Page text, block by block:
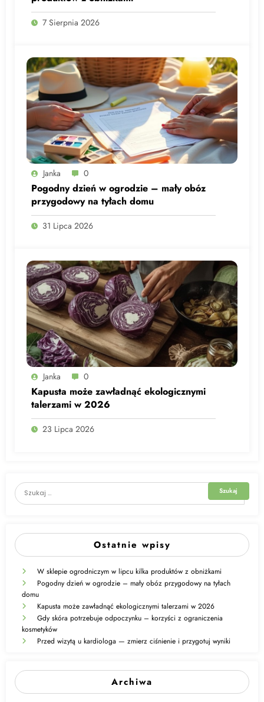
7 Sierpnia 2026
Janka 0
Pogodny dzień w ogrodzie – mały obóz
przygodowy na tyłach domu
31 Lipca 2026
Janka 0
Kapusta może zawładnąć ekologicznymi
talerzami w 2026
23 Lipca 2026
Ostatnie wpisy
W sklepie ogrodniczym w lipcu kilka produktów z obniżkami
Pogodny dzień w ogrodzie – mały obóz przygodowy na tyłach
domu
Kapusta może zawładnąć ekologicznymi talerzami w 2026
Gdy skóra potrzebuje odpoczynku – korzyści z ograniczenia
kosmetyków
Przed wizytą u kardiologa — zmierz ciśnienie i przygotuj wyniki
Archiwa